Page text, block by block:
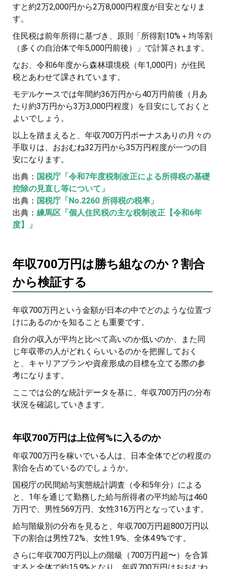
すと約2万2,000円から2万8,000円程度が目安となりま
す。
住民税は前年所得に基づき、原則「所得割10%＋均等割
（多くの自治体で年5,000円前後）」で計算されます。
なお、令和6年度から森林環境税（年1,000円）が住民
税とあわせて課されています。
モデルケースでは年間約36万円から40万円前後（月あ
たり約3万円から3万3,000円程度）を目安にしておくと
よいでしょう。
以上を踏まえると、年収700万円ボーナスありの月々の
手取りは、おおむね32万円から35万円程度が一つの目
安になります。
出典： 国税庁「令和7年度税制改正による所得税の基礎
控除の見直し等について」
出典： 国税庁「No.2260 所得税の税率」
出典： 練馬区「個人住民税の主な税制改正【令和6年
度】」
年収700万円は勝ち組なのか？割合
から検証する
年収700万円という金額が日本の中でどのような位置づ
けにあるのかを知ることも重要です。
自分の収入が平均と比べて高いのか低いのか、また同
じ年収帯の人がどれくらいいるのかを把握しておく
と、キャリアプランや資産形成の目標を立てる際の参
考になります。
ここでは公的な統計データを基に、年収700万円の分布
状況を確認していきます。
年収700万円は上位何%に入るのか
年収700万円を稼いでいる人は、日本全体でどの程度の
割合を占めているのでしょうか。
国税庁の民間給与実態統計調査（令和5年分）による
と、1年を通じて勤務した給与所得者の平均給与は460
万円で、男性569万円、女性316万円となっています。
給与階級別の分布を見ると、年収700万円超800万円以
下の割合は男性7.2%、女性1.9%、全体4.9%です。
さらに年収700万円以上の階級（700万円超〜）を合算
すると全体で約15.9%となり、年収700万円はおおむね